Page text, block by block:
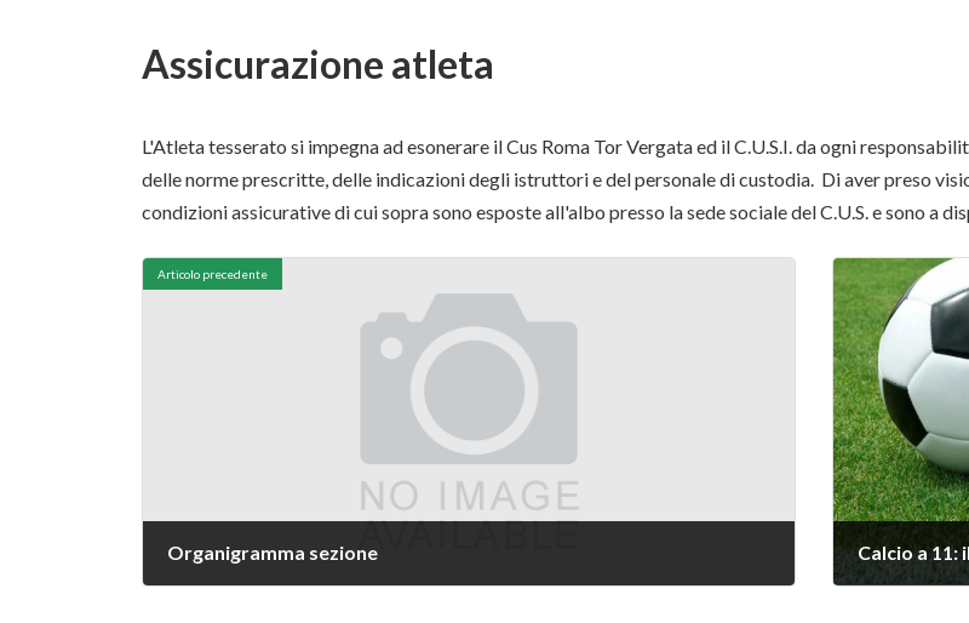
Assicurazione atleta
L'Atleta tesserato si impegna ad esonerare il Cus Roma Tor Vergata ed il C.U.S.I. da ogni
delle norme prescritte, delle indicazioni degli istruttori e del personale di custodia. Di aver preso
condizioni assicurative di cui sopra sono esposte all'albo presso la sede sociale del C.U.S. e sono a
Articolo precedente
Organigramma sezione Calcio a